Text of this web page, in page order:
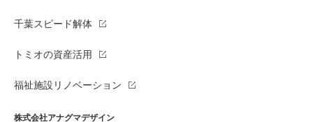
千葉スピード解体
トミオの資産活用
福祉施設リノベーション
株式会社アナグマデザイン